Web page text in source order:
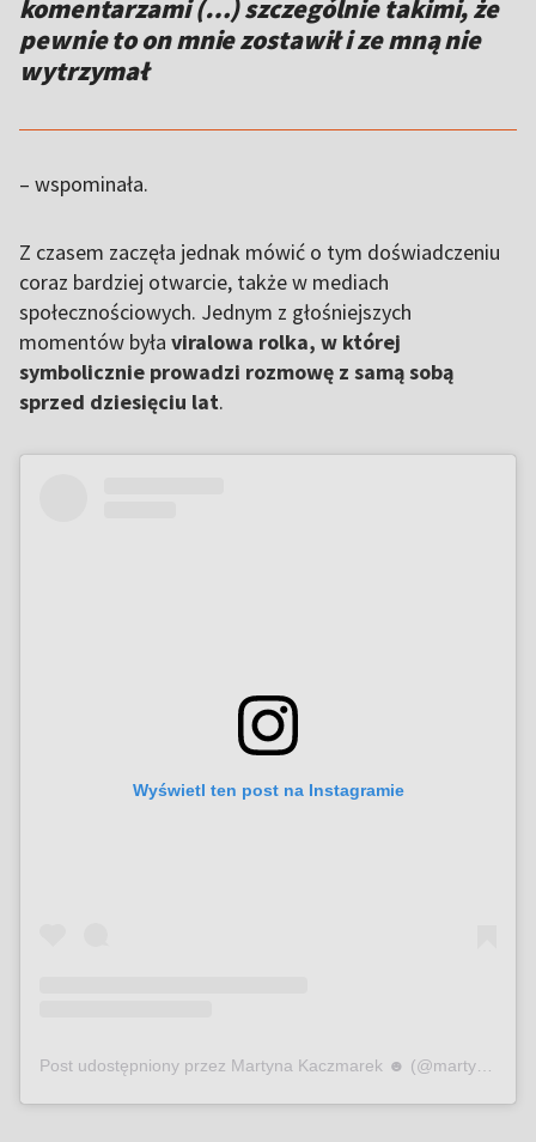
komentarzami (…) szczególnie takimi, że
pewnie to on mnie zostawił i ze mną nie
wytrzymał
– wspominała.
Z czasem zaczęła jednak mówić o tym doświadczeniu
coraz bardziej otwarcie, także w mediach
społecznościowych. Jednym z głośniejszych
momentów była viralowa rolka, w której
symbolicznie prowadzi rozmowę z samą sobą
sprzed dziesięciu lat.
Wyświetl ten post na Instagramie